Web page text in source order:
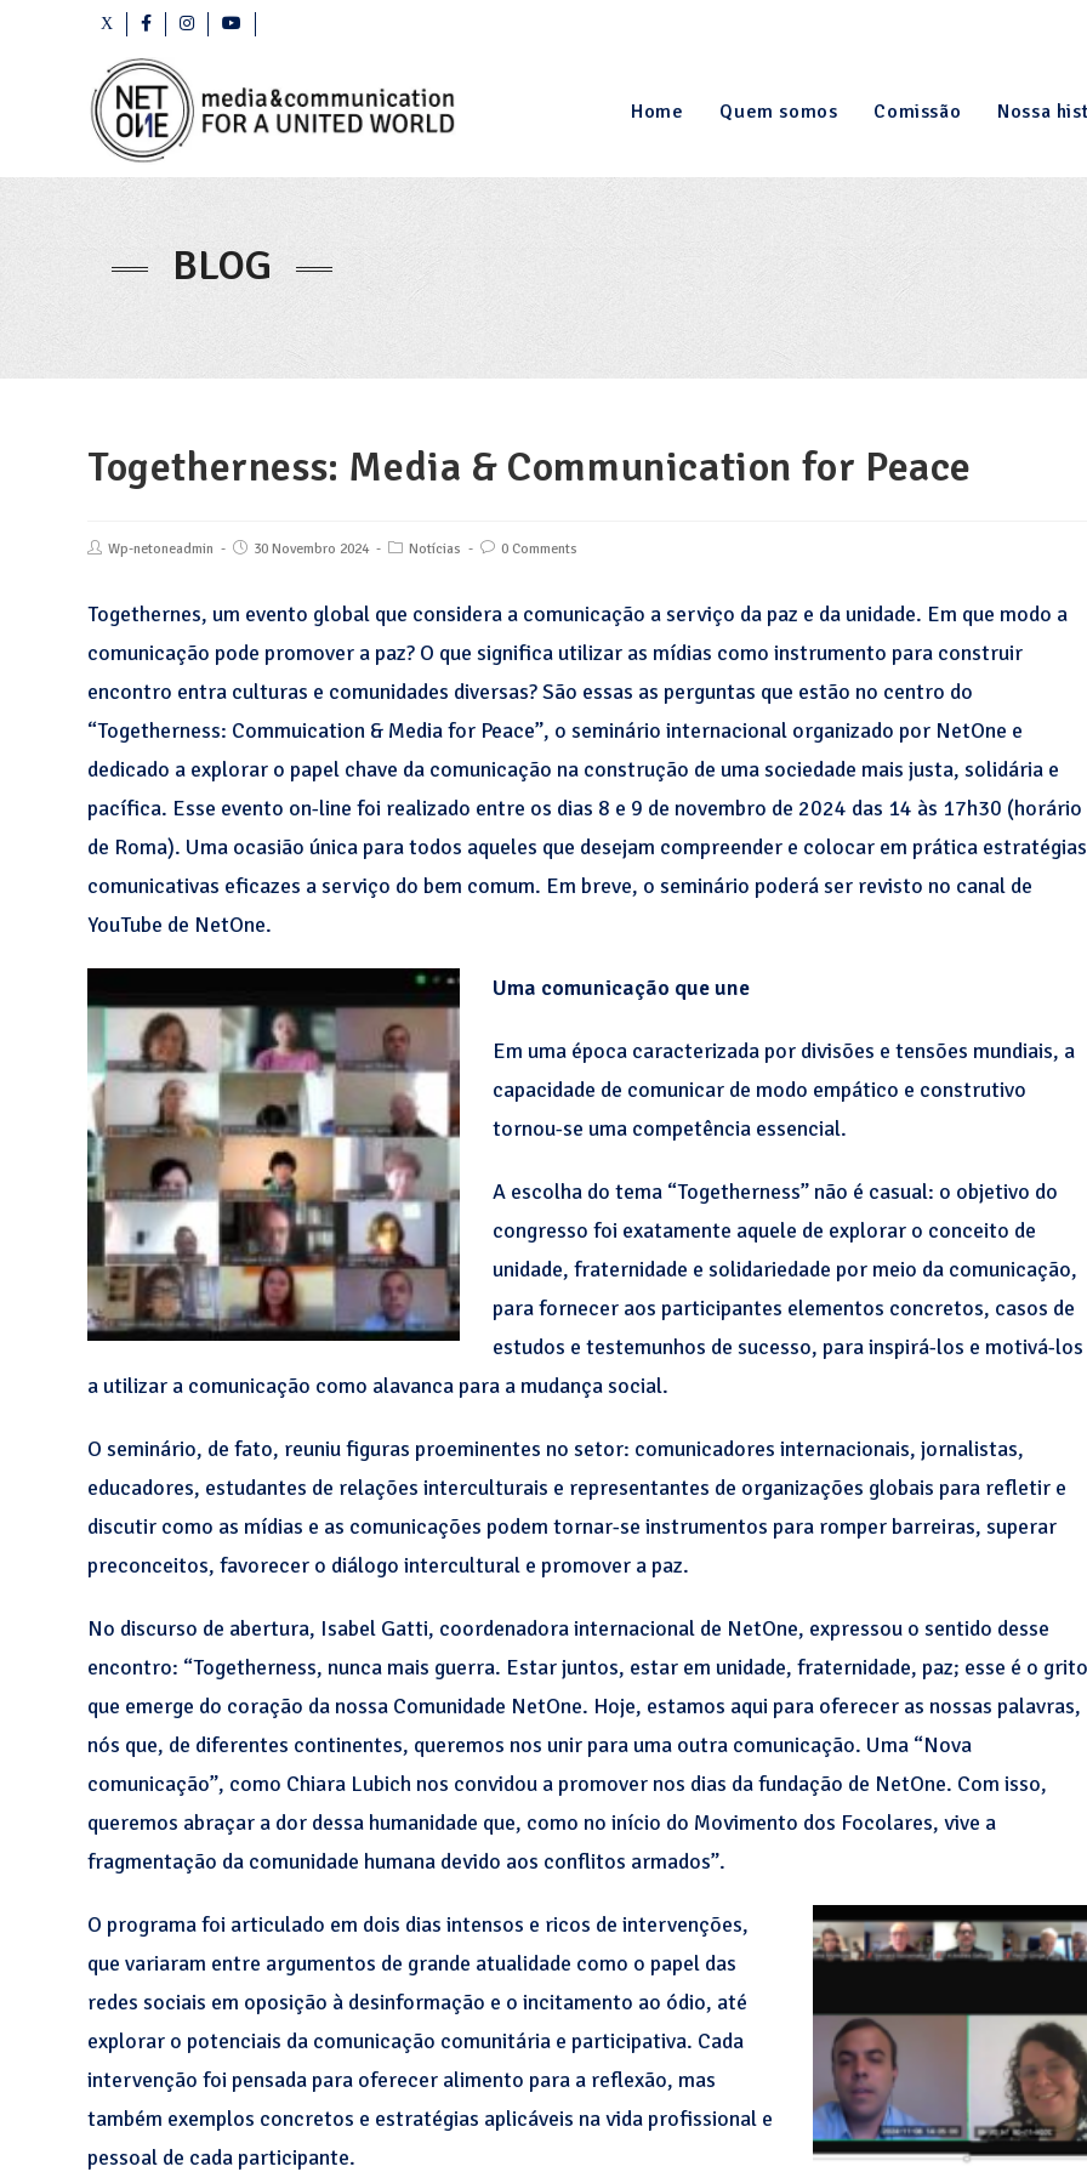
Home Quem somos Comissão Nossa
BLOG
Togetherness: Media & Communication for Peace
Wp-netoneadmin 30 Novembro 2024 Notícias 0 Comments
Togethernes, um evento global que considera a comunicação a serviço da paz e da unidade. Em que modo a
comunicação pode promover a paz? O que significa utilizar as mídias como instrumento para construir
encontro entra culturas e comunidades diversas? São essas as perguntas que estão no centro do
“Togetherness: Commuication & Media for Peace”, o seminário internacional organizado por NetOne e
dedicado a explorar o papel chave da comunicação na construção de uma sociedade mais justa, solidária e
pacífica. Esse evento on-line foi realizado entre os dias 8 e 9 de novembro de 2024 das 14 às 17h30 (horário
de Roma). Uma ocasião única para todos aqueles que desejam compreender e colocar em prática estratégias
comunicativas eficazes a serviço do bem comum. Em breve, o seminário poderá ser revisto no canal de
YouTube de NetOne.
Uma comunicação que une
Em uma época caracterizada por divisões e tensões mundiais, a
capacidade de comunicar de modo empático e construtivo
tornou-se uma competência essencial.
A escolha do tema “Togetherness” não é casual: o objetivo do
congresso foi exatamente aquele de explorar o conceito de
unidade, fraternidade e solidariedade por meio da comunicação,
para fornecer aos participantes elementos concretos, casos de
estudos e testemunhos de sucesso, para inspirá-los e motivá-los
a utilizar a comunicação como alavanca para a mudança social.
O seminário, de fato, reuniu figuras proeminentes no setor: comunicadores internacionais, jornalistas,
educadores, estudantes de relações interculturais e representantes de organizações globais para refletir e
discutir como as mídias e as comunicações podem tornar-se instrumentos para romper barreiras, superar
preconceitos, favorecer o diálogo intercultural e promover a paz.
No discurso de abertura, Isabel Gatti, coordenadora internacional de NetOne, expressou o sentido desse
encontro: “Togetherness, nunca mais guerra. Estar juntos, estar em unidade, fraternidade, paz; esse é o grito
que emerge do coração da nossa Comunidade NetOne. Hoje, estamos aqui para oferecer as nossas palavras,
nós que, de diferentes continentes, queremos nos unir para uma outra comunicação. Uma “Nova
comunicação”, como Chiara Lubich nos convidou a promover nos dias da fundação de NetOne. Com isso,
queremos abraçar a dor dessa humanidade que, como no início do Movimento dos Focolares, vive a
fragmentação da comunidade humana devido aos conflitos armados”.
O programa foi articulado em dois dias intensos e ricos de intervenções,
que variaram entre argumentos de grande atualidade como o papel das
redes sociais em oposição à desinformação e o incitamento ao ódio, até
explorar o potenciais da comunicação comunitária e participativa. Cada
intervenção foi pensada para oferecer alimento para a reflexão, mas
também exemplos concretos e estratégias aplicáveis na vida profissional e
pessoal de cada participante.